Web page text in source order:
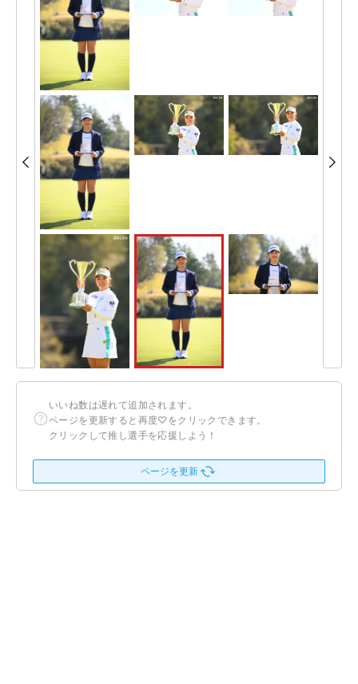
いいね数は遅れて追加されます。
ページを更新すると再度♡をクリックできます。
クリックして推し選手を応援しよう！
ページを更新